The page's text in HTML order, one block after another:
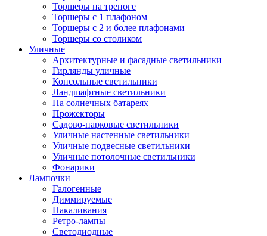
Торшеры на треноге
Торшеры с 1 плафоном
Торшеры с 2 и более плафонами
Торшеры со столиком
Уличные
Архитектурные и фасадные светильники
Гирлянды уличные
Консольные светильники
Ландшафтные светильники
На солнечных батареях
Прожекторы
Садово-парковые светильники
Уличные настенные светильники
Уличные подвесные светильники
Уличные потолочные светильники
Фонарики
Лампочки
Галогенные
Диммируемые
Накаливания
Ретро-лампы
Светодиодные